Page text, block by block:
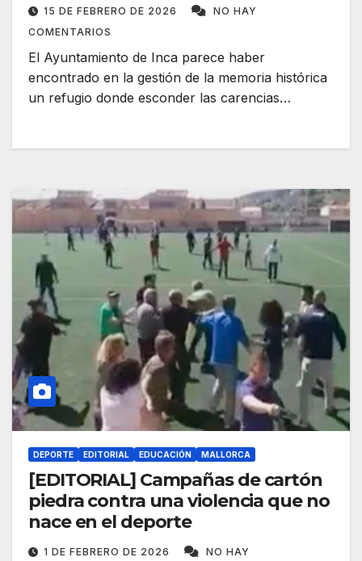
15 DE FEBRERO DE 2026
NO HAY
COMENTARIOS
El Ayuntamiento de Inca parece haber
encontrado en la gestión de la memoria histórica
un refugio donde esconder las carencias…
DEPORTE EDITORIAL EDUCACIÓN MALLORCA
[EDITORIAL] Campañas de cartón
piedra contra una violencia que no
nace en el deporte
1 DE FEBRERO DE 2026
NO HAY